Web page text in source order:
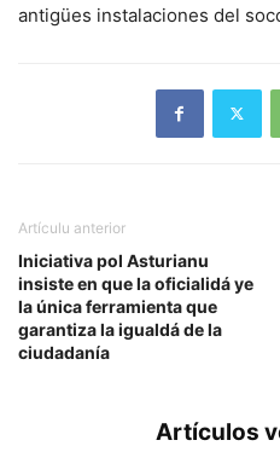
antigües instalaciones del
Artículu anterior
Iniciativa pol Asturianu
insiste en que la oficialidá ye
la única ferramienta que
garantiza la igualdá de la
ciudadanía
Artículos